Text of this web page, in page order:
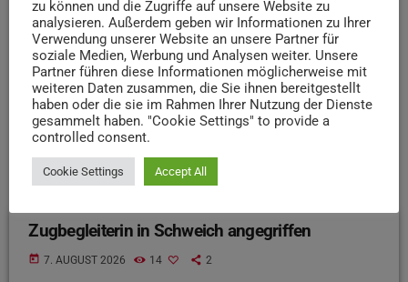
Zugbegleiterin in Schweich angegriffen
today 7. AUGUST 2026 14 2
zu können und die Zugriffe auf unsere Website zu
analysieren. Außerdem geben wir Informationen zu Ihrer
Verwendung unserer Website an unsere Partner für
soziale Medien, Werbung und Analysen weiter. Unsere
Partner führen diese Informationen möglicherweise mit
weiteren Daten zusammen, die Sie ihnen bereitgestellt
haben oder die sie im Rahmen Ihrer Nutzung der Dienste
gesammelt haben. "Cookie Settings" to provide a
controlled consent.
Cookie Settings Accept All